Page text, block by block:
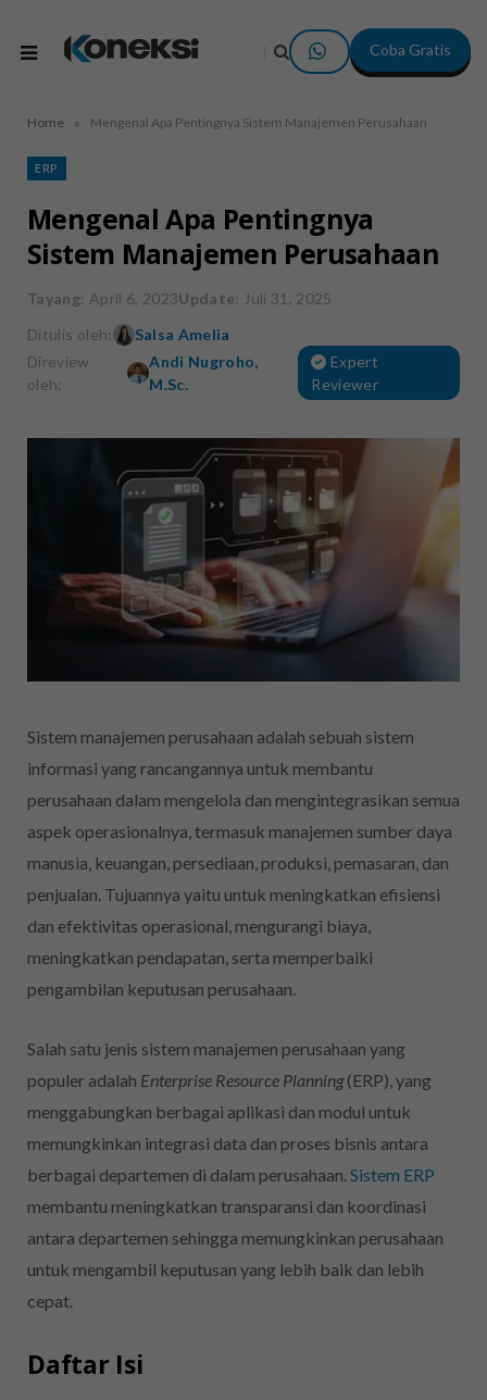
Coba Gratis
Home » Mengenal Apa Pentingnya Sistem Manajemen Perusahaan
ERP
Mengenal Apa Pentingnya
Sistem Manajemen Perusahaan
Tayang: April 6, 2023Update: Juli 31, 2025
Ditulis oleh:
Salsa Amelia
Direview
oleh:
Andi Nugroho,
M.Sc.
Expert
Reviewer
Sistem manajemen perusahaan adalah sebuah sistem
informasi yang rancangannya untuk membantu
perusahaan dalam mengelola dan mengintegrasikan semua
aspek operasionalnya, termasuk manajemen sumber daya
manusia, keuangan, persediaan, produksi, pemasaran, dan
penjualan. Tujuannya yaitu untuk meningkatkan efisiensi
dan efektivitas operasional, mengurangi biaya,
meningkatkan pendapatan, serta memperbaiki
pengambilan keputusan perusahaan.
Salah satu jenis sistem manajemen perusahaan yang
populer adalah Enterprise Resource Planning(ERP), yang
menggabungkan berbagai aplikasi dan modul untuk
memungkinkan integrasi data dan proses bisnis antara
berbagai departemen di dalam perusahaan. Sistem ERP
membantu meningkatkan transparansi dan koordinasi
antara departemen sehingga memungkinkan perusahaan
untuk mengambil keputusan yang lebih baik dan lebih
cepat.
Daftar Isi